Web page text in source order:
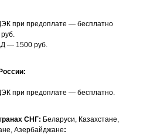
при предоплате — бесплатно
— 1500 руб.
при предоплате — бесплатно.
СНГ: Беларуси, Казахстане,
Азербайджане: